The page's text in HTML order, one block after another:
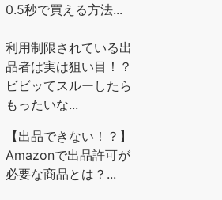
0.5秒で買える方法...
利用制限されている出
品者は実は狙い目！？
ビビッてスルーしたら
もったいな...
【出品できない！？】
Amazonで出品許可が
必要な商品とは？...